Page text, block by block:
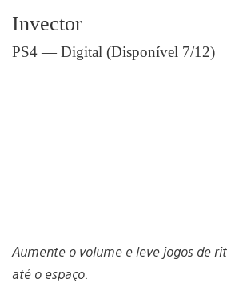
Invector
PS4 — Digital (Disponível 7/12)
Aumente o volume e leve jogos de
até o espaço.